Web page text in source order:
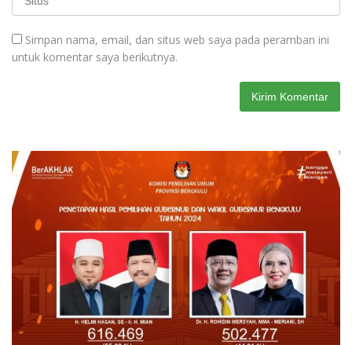
Simpan nama, email, dan situs web saya pada peramban ini
untuk komentar saya berikutnya.